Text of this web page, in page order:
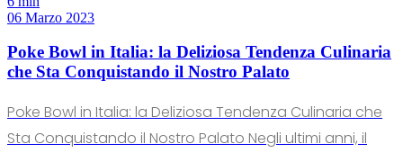
06 Marzo 2023
Poke Bowl in Italia: la Deliziosa Tendenza Culinaria
che Sta Conquistando il Nostro Palato
Poke Bowl in Italia: la Deliziosa Tendenza Culinaria che
Sta Conquistando il Nostro Palato Negli ultimi anni, il